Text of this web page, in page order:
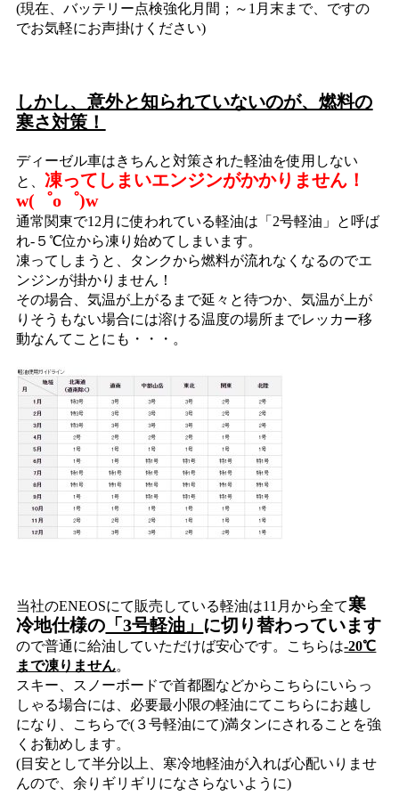
(現在、バッテリー点検強化月間；～1月末まで、ですの
でお気軽にお声掛けください)
しかし、意外と知られていないのが、燃料の
寒さ対策！
ディーゼル車はきちんと対策された軽油を使用しない
と、 凍ってしまいエンジンがかかりません！
w(゜o゜)w
通常関東で12月に使われている軽油は「2号軽油」と呼ば
れ-５℃位から凍り始めてしまいます。
凍ってしまうと、タンクから燃料が流れなくなるのでエ
ンジンが掛かりません！
その場合、気温が上がるまで延々と待つか、気温が上が
りそうもない場合には溶ける温度の場所までレッカー移
動なんてことにも・・・。
当社のENEOSにて販売している軽油は11月から全て寒
冷地仕様の 「3号軽油」 に切り替わっています
ので普通に給油していただけば安心です。こちらは-20℃
まで凍りません。
スキー、スノーボードで首都圏などからこちらにいらっ
しゃる場合には、必要最小限の軽油にてこちらにお越し
になり、こちらで(３号軽油にて)満タンにされることを強
くお勧めします。
(目安として半分以上、寒冷地軽油が入れば心配いりませ
んので、余りギリギリになさらないように)